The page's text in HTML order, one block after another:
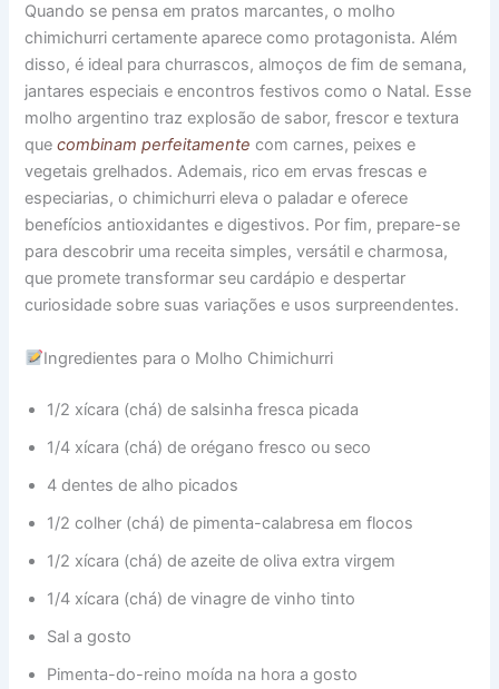
Quando se pensa em pratos marcantes, o molho
chimichurri certamente aparece como protagonista. Além
disso, é ideal para churrascos, almoços de fim de semana,
jantares especiais e encontros festivos como o Natal. Esse
molho argentino traz explosão de sabor, frescor e textura
que combinam perfeitamente com carnes, peixes e
vegetais grelhados. Ademais, rico em ervas frescas e
especiarias, o chimichurri eleva o paladar e oferece
benefícios antioxidantes e digestivos. Por fim, prepare-se
para descobrir uma receita simples, versátil e charmosa,
que promete transformar seu cardápio e despertar
curiosidade sobre suas variações e usos surpreendentes.
Ingredientes para o Molho Chimichurri
1/2 xícara (chá) de salsinha fresca picada
1/4 xícara (chá) de orégano fresco ou seco
4 dentes de alho picados
1/2 colher (chá) de pimenta-calabresa em flocos
1/2 xícara (chá) de azeite de oliva extra virgem
1/4 xícara (chá) de vinagre de vinho tinto
Sal a gosto
Pimenta-do-reino moída na hora a gosto